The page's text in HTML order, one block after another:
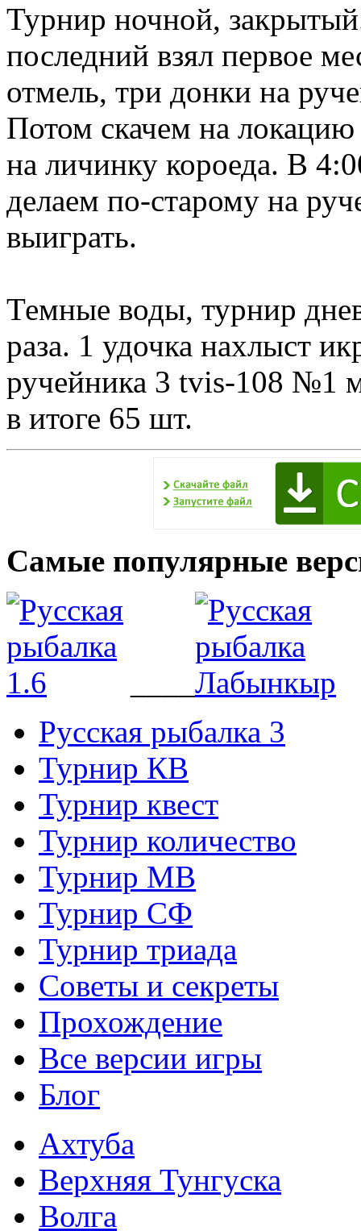
Турнир ночной,
последний взял первое
отмель, три донки на
Потом скачем на
на личинку короеда. В
делаем по-старому на
выиграть.
Темные воды, турнир
раза. 1 удочка нахлыст
ручейника 3 tvis-108 №1
в итоге 65 шт.
Самые популярные
Русская рыбалка 3
Турнир КВ
Турнир квест
Турнир количество
Турнир МВ
Турнир СФ
Турнир триада
Советы и секреты
Прохождение
Все версии игры
Блог
Ахтуба
Верхняя Тунгуска
Волга